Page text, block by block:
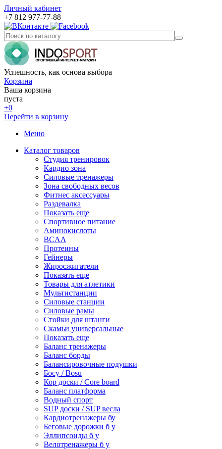
Личный кабинет
+7 812 977-77-88
Успешность, как основа выбора
Корзина
Ваша корзина
пуста
+0
Перейти в корзину
Меню
Каталог товаров
Студия тренировок
Кардио зона
Силовые тренажеры
Зона свободных весов
Фитнес аксессуары
Раздевалка
Показать еще
Спортивное питание
Аминокислоты
BCAA
Протеины
Гейнеры
Жиросжигатели
Показать еще
Товары для атлетики
Мультистанции
Силовые станции
Силовые рамы
Стойки для штанги
Скамьи универсальные
Показать еще
Баланс тренажеры
Баланс борды
Балансировочные подушки
Босу / Bosu
Кор доски / Core board
Баланс платформа
Водный спорт
SUP доски / SUP весла
Кардиотренажеры бу
Беговые дорожки б у
Эллипсоиды б у
Велотренажеры б у